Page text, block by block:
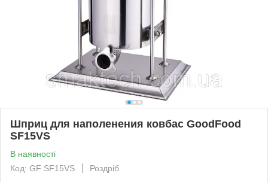
Шприц для наполенения ковбас GoodFood
SF15VS
В наявності
Код: GF SF15VS
Роздріб